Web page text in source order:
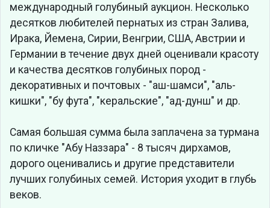
международный голубиный аукцион. Несколько
десятков любителей пернатых из стран Залива,
Ирака, Йемена, Сирии, Венгрии, США, Австрии и
Германии в течение двух дней оценивали красоту
и качества десятков голубиных пород -
декоративных и почтовых - "аш-шамси", "аль-
кишки", "бу фута", "керальские", "ад-дунш" и др.
Самая большая сумма была заплачена за турмана
по кличке "Абу Наззара" - 8 тысяч дирхамов,
дорого оценивались и другие представители
лучших голубиных семей. История уходит в глубь
веков.